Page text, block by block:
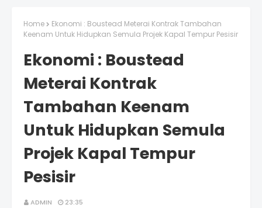
Home
Ekonomi : Boustead Meterai Kontrak Tambahan
Keenam Untuk Hidupkan Semula Projek Kapal Tempur Pesisir
Ekonomi : Boustead
Meterai Kontrak
Tambahan Keenam
Untuk Hidupkan Semula
Projek Kapal Tempur
Pesisir
ADMIN 23:35